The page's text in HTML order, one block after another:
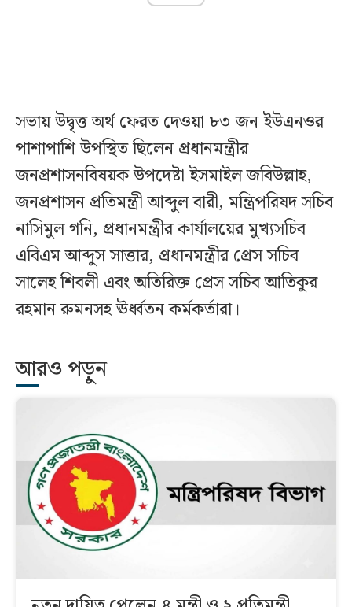
সভায় উদ্বৃত্ত অর্থ ফেরত দেওয়া ৮৩ জন ইউএনওর
পাশাপাশি উপস্থিত ছিলেন প্রধানমন্ত্রীর
জনপ্রশাসনবিষয়ক উপদেষ্টা ইসমাইল জবিউল্লাহ,
জনপ্রশাসন প্রতিমন্ত্রী আব্দুল বারী, মন্ত্রিপরিষদ সচিব
নাসিমুল গনি, প্রধানমন্ত্রীর কার্যালয়ের মুখ্যসচিব
এবিএম আব্দুস সাত্তার, প্রধানমন্ত্রীর প্রেস সচিব
সালেহ শিবলী এবং অতিরিক্ত প্রেস সচিব আতিকুর
রহমান রুমনসহ ঊর্ধ্বতন কর্মকর্তারা।
আরও পড়ুন